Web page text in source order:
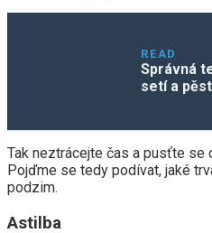
READ
Správná
setí a
Tak neztrácejte čas a pusťte se
Pojďme se tedy podívat, jaké
podzim.
Astilba